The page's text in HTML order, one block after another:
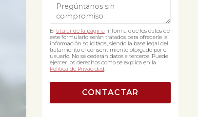
El titular de la página informa que los datos de
este formulario serán tratados para ofrecerle la
información solicitada, siendo la base legal del
tratamiento el consentimiento otorgado por el
usuario. No se cederán datos a terceros. Puede
ejercer los derechos como se explica en la
Política de Privacidad.